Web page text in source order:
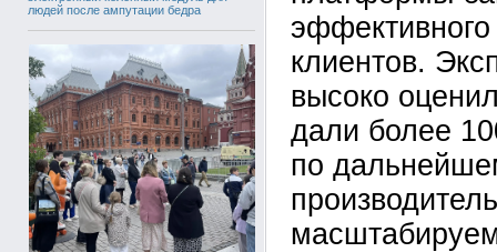
людей после ампутации бедра
клиентов.
высоко
дали более
по